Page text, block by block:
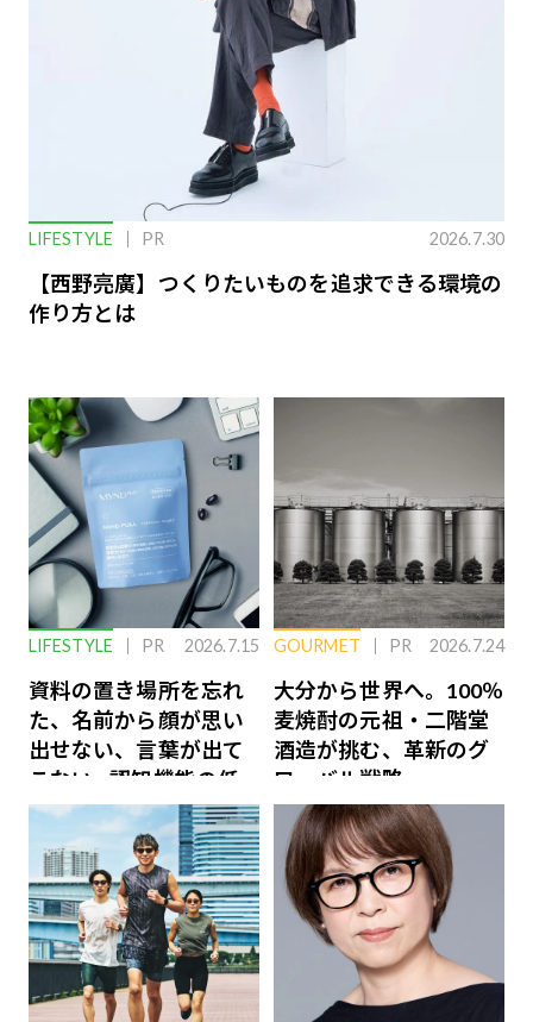
LIFESTYLE PR 2026.7.30
【西野亮廣】つくりたいものを追求できる環境の
作り方とは
LIFESTYLE PR 2026.7.15
資料の置き場所を忘れ
た、名前から顔が思い
出せない、言葉が出て
こない…認知機能の低
下を救う、脳のインナ
ーケアとは
GOURMET PR 2026.7.24
大分から世界へ。100％
麦焼酎の元祖・二階堂
酒造が挑む、革新のグ
ローバル戦略